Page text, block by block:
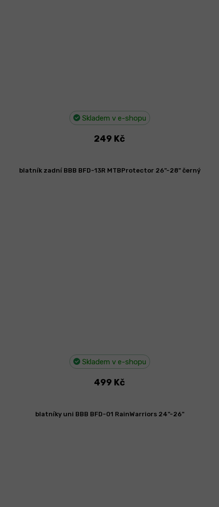
Skladem v e-shopu
249 Kč
blatník zadní BBB BFD-13R MTBProtector 26"-28" černý
Skladem v e-shopu
499 Kč
blatníky uni BBB BFD-01 RainWarriors 24"-26"